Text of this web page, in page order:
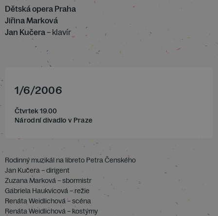
Dětská opera Praha
Jiřina Marková
Jan Kučera– klavír
1/6/2006
Čtvrtek 19.00
Národní divadlo v Praze
Rodinný muzikál na libreto Petra Čenského
Jan Kučera – dirigent
Zuzana Marková – sbormistr
Gabriela Haukvicová – režie
Renáta Weidlichová – scéna
Renáta Weidlichová – kostýmy